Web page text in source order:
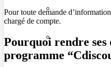
Pour toute demande
chargé de compte.
Pourquoi rendre ses
programme